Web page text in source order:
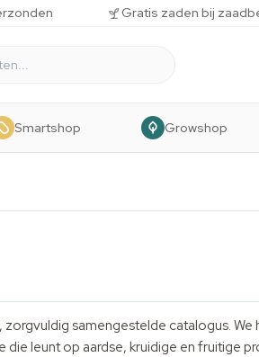
Gratis zaden bij
Smartshop Growshop
samengestelde catalogus.
die leunt op aardse, kruidige en fruitige